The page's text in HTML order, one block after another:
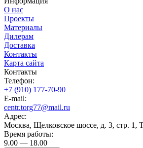
О нас
Проекты
Материалы
Дилерам
Доставка
Контакты
Карта сайта
Контакты
Телефон:
+7 (910) 177-70-90
E-mail:
centr.torg77@mail.ru
Адрес:
Москва, Щелковское шоссе, д. 3, стр. 1,
Время работы:
9.00 — 18.00